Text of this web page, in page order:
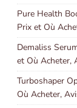
Pure Health
Prix et Où
Demaliss
et Où Acheter,
Turboshaper
Où Acheter,